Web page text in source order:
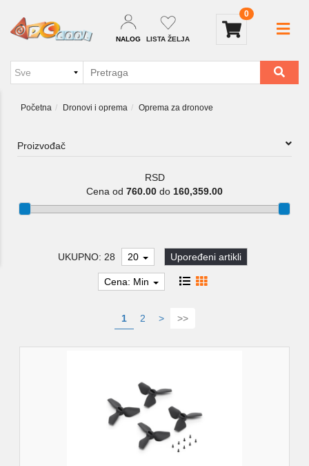
NALOG LISTA ŽELJA
0
Početna Dronovi i oprema Oprema za dronove
Proizvođač
RSD
Cena od 760.00 do 160,359.00
UKUPNO: 28 20 Upoređeni artikli
Cena: Min
1 2 > >>